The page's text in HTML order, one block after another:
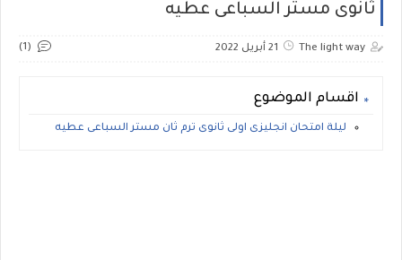
ثانوى مستر السباعى عطيه
The light way 21 أبريل 2022 (1)
اقسام الموضوع
ليلة امتحان انجليزى اولى ثانوى ترم ثان مستر السباعى عطيه